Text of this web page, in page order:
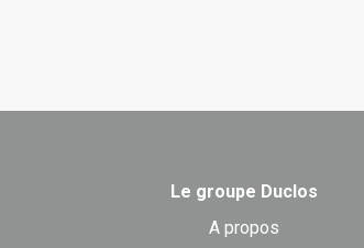
Le groupe Duclos
A propos